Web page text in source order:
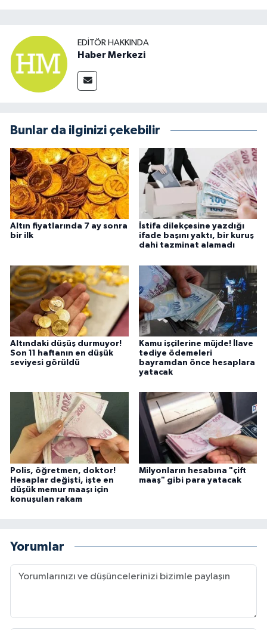
EDITÖR HAKKINDA
Haber Merkezi
Bunlar da ilginizi çekebilir
Altın fiyatlarında 7 ay sonra
bir ilk
İstifa dilekçesine yazdığı
ifade başını yaktı, bir kuruş
dahi tazminat alamadı
Altındaki düşüş durmuyor!
Son 11 haftanın en düşük
seviyesi görüldü
Kamu işçilerine müjde! İlave
tediye ödemeleri
bayramdan önce hesaplara
yatacak
Polis, öğretmen, doktor!
Hesaplar değişti, işte en
düşük memur maaşı için
konuşulan rakam
Milyonların hesabına "çift
maaş" gibi para yatacak
Yorumlar